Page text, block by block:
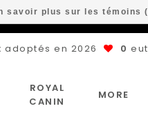
adoptés en 2026 0
ROYAL
CANIN
MORE
savoir plus sur les témoins